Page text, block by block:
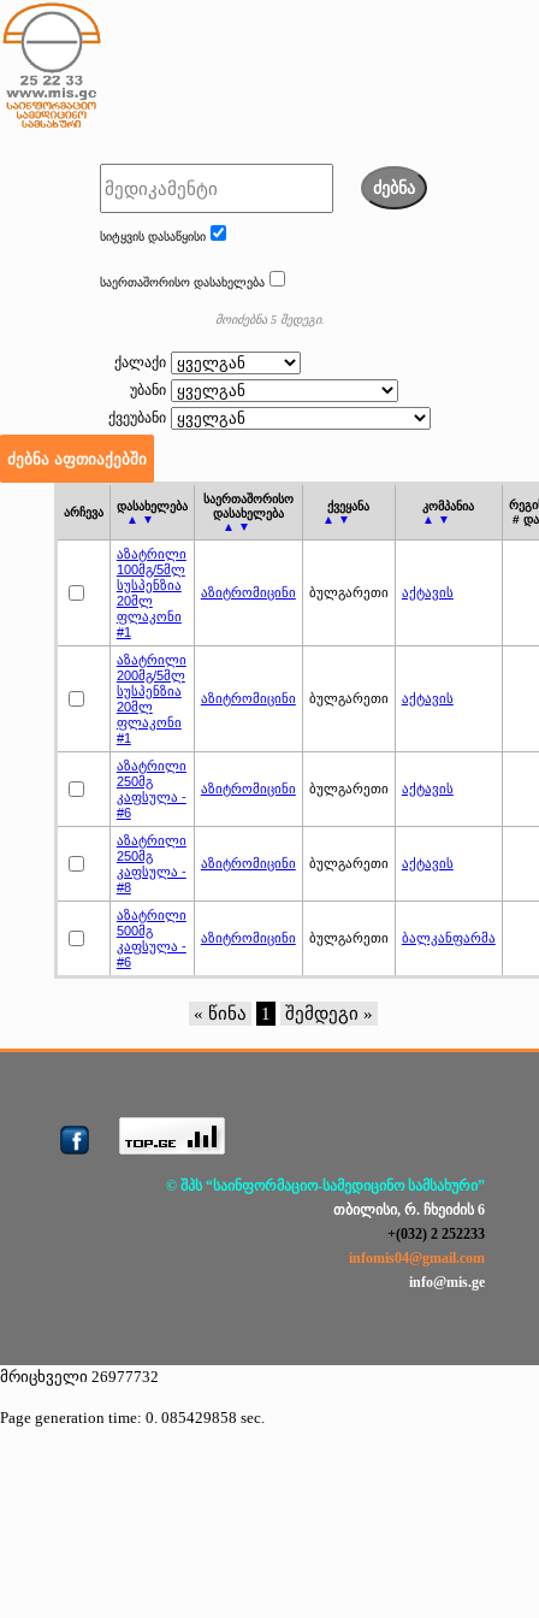
ძებნა
სიტყვის დასაწყისი
საერთაშორისო დასახელება
მოიძებნა 5 შედეგი.
ქალაქი
უბანი
ქვეუბანი
არჩევა
დასახელება
▲ ▼
საერთაშორისო
დასახელება
▲ ▼
ქვეყანა
▲ ▼
კომპანია
▲ ▼
#
აზატრილი
100მგ/5მლ
სუსპენზია
20მლ
ფლაკონი
#1
აზიტრომიცინი ბულგარეთი აქტავის
აზატრილი
200მგ/5მლ
სუსპენზია
20მლ
ფლაკონი
#1
აზიტრომიცინი ბულგარეთი აქტავის
აზატრილი
250მგ
კაფსულა -
#6
აზიტრომიცინი ბულგარეთი აქტავის
აზატრილი
250მგ
კაფსულა -
#8
აზიტრომიცინი ბულგარეთი აქტავის
აზატრილი
500მგ
კაფსულა -
#6
აზიტრომიცინი ბულგარეთი ბალკანფარმა
« წინა 1 შემდეგი »
© შპს “საინფორმაციო-სამედიცინო სამსახური”
თბილისი, რ. ჩხეიძის 6
+(032) 2 252233
infomis04@gmail.com
info@mis.ge
მრიცხველი 26977732
Page generation time: 0. 085429858 sec.